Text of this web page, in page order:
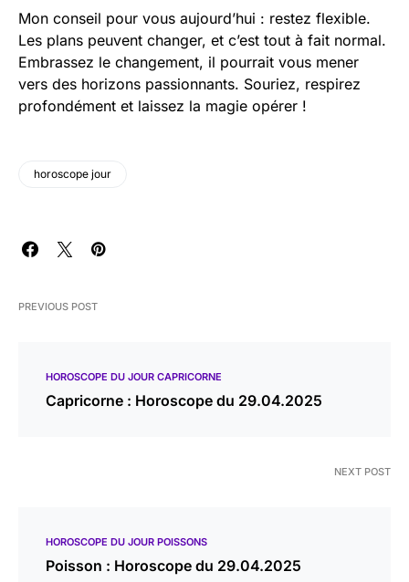
Mon conseil pour vous aujourd’hui : restez flexible.
Les plans peuvent changer, et c’est tout à fait normal.
Embrassez le changement, il pourrait vous mener
vers des horizons passionnants. Souriez, respirez
profondément et laissez la magie opérer !
horoscope jour
PREVIOUS POST
HOROSCOPE DU JOUR CAPRICORNE
Capricorne : Horoscope du 29.04.2025
NEXT POST
HOROSCOPE DU JOUR POISSONS
Poisson : Horoscope du 29.04.2025